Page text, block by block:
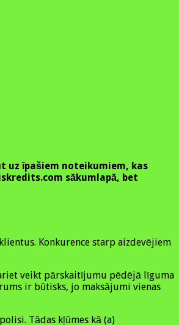
uz īpašiem noteikumiem, kas
sākumlapā, bet
Konkurence starp aizdevējiem
veikt pārskaitījumu pēdējā līguma
ir būtisks, jo maksājumi vienas
Tādas kļūmes kā (a)